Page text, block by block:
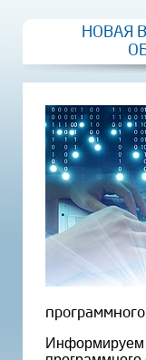
НОВАЯ
Информируем